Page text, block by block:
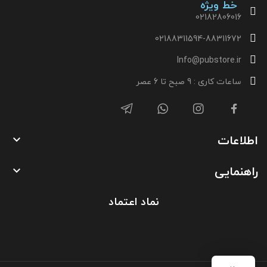
خط ویژه
02182806016
02188311594-88311672
Info@pubstore.ir
ساعات کاری : 9 صبح تا 6 عصر
اطلاعات 
راهنمایی 
نماد اعتماد